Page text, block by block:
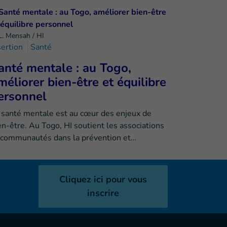
Mensah / HI
Santé
mentale : au Togo,
bien-être et équilibre
mentale est au cœur des enjeux de
être. Au Togo, HI soutient les associations
dans la prévention et…
Cliquez ici pour vous
inscrire